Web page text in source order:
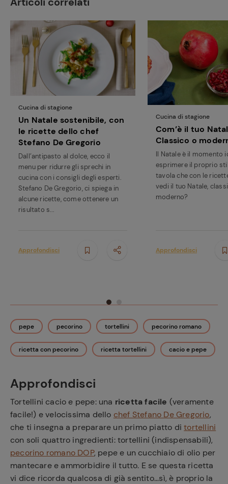
pepe pecorino tortellini pecorino romano
ricetta con pecorino ricetta tortellini cacio e pepe
Approfondisci
Tortellini cacio e pepe: una ricetta facile (veramente
facile!) e velocissima dello chef Stefano De Gregorio,
che ti insegna a preparare un primo piatto ditortellini
con soli quattro ingredienti: tortellini (indispensabili),
pecorino romano DOP, pepe e un cucchiaio di olio per
mantecare e ammorbidire il tutto. E se questa ricetta
vi dice ricorda qualcosa di già sentito...sì, è proprio la
Cucina di stagione
Un Natale sostenibile, con
le ricette dello chef
Stefano De Gregorio
Dall’antipasto al dolce, ecco il
menu per ridurre gli sprechi in
cucina con i consigli degli esperti.
Stefano De Gregorio, ci spiega in
alcune ricette, come ottenere un
risultato s...
Approfondisci
Cucina di stagione
Com’è il tuo
Classico o
Il Natale è il momento
esprimere il proprio
tavola che con le
vedi il tuo Natale,
moderno?
Approfondisci
Ricette
preferite